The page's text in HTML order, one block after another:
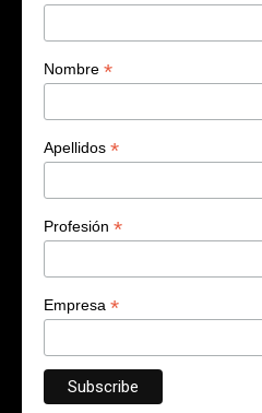
Nombre *
Apellidos *
Profesión *
Empresa *